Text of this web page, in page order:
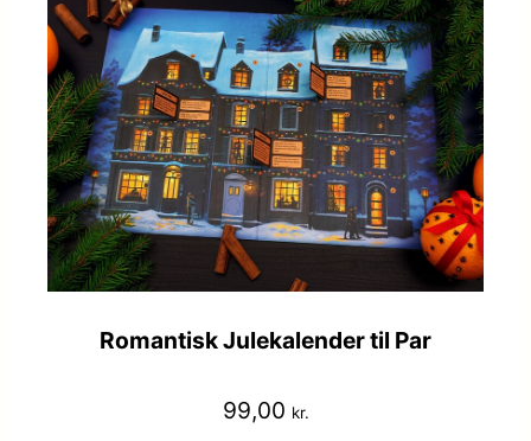
Romantisk Julekalender til Par
99,00 kr.